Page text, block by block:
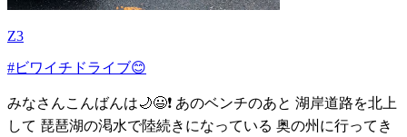
Z3
#ビワイチドライブ😊
みなさんこんばんは🌙😃❗ あのベンチのあと 湖岸道路を北上
して 琵琶湖の渇水で陸続きになっている 奥の州に行ってき